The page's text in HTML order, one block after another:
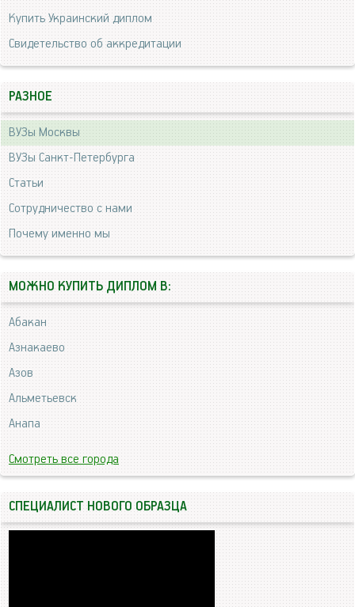
Купить Украинский диплом
Свидетельство об аккредитации
РАЗНОЕ
ВУЗы Москвы
ВУЗы Санкт-Петербурга
Статьи
Сотрудничество с нами
Почему именно мы
МОЖНО КУПИТЬ ДИПЛОМ В:
Абакан
Азнакаево
Азов
Альметьевск
Анапа
Смотреть все города
СПЕЦИАЛИСТ НОВОГО ОБРАЗЦА